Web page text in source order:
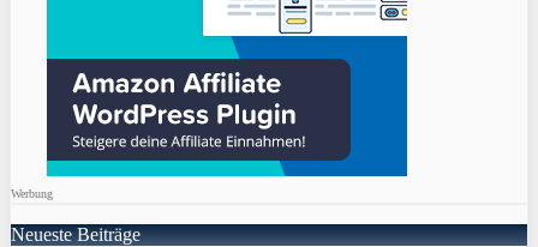
Werbung
Neueste Beiträge